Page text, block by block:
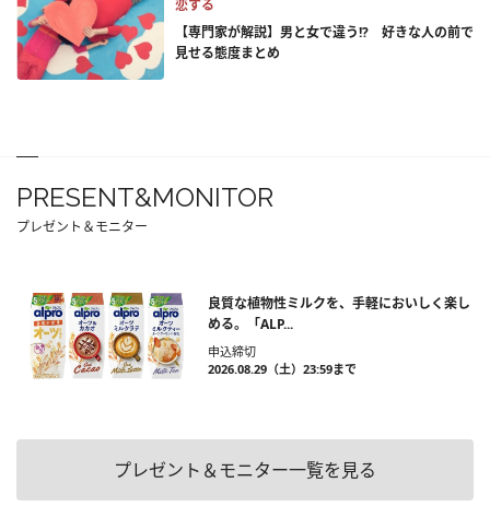
恋する
【専門家が解説】男と女で違う!? 好きな人の前で
見せる態度まとめ
PRESENT&MONITOR
プレゼント＆モニター
良質な植物性ミルクを、手軽においしく楽し
める。「ALP...
申込締切
2026.08.29（土）23:59まで
プレゼント＆モニター一覧を見る